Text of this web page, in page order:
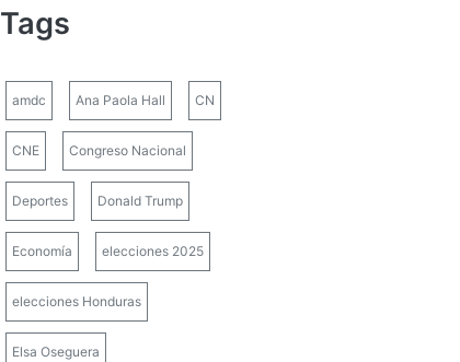
Tags
amdc Ana Paola Hall CN
CNE Congreso Nacional
Deportes Donald Trump
Economía elecciones 2025
elecciones Honduras
Elsa Oseguera